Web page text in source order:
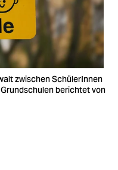
zwischen SchülerInnen
berichtet von